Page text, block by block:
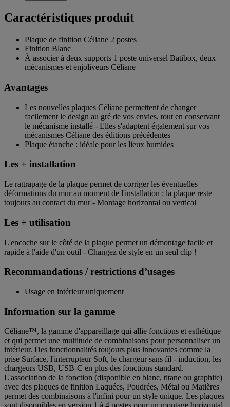
Caractéristiques produit
Plaque de finition Céliane 2 postes
Finition Blanc
À associer à deux supports 1 poste universel Batibox, deux
mécanismes et enjoliveurs Céliane
Avantages
Les nouvelles plaques Céliane permettent de changer
facilement le design au gré de vos envies, tout en conservant
le mécanisme installé - Elles s'adaptent également sur vos
mécanismes Céliane des éditions précédentes
Plaque étanche : idéale pour les lieux humides
Les + installation
Le rattrapage de la plaque permet de corriger les éventuelles
déformations du mur au moment de l'installation : la plaque reste
toujours au contact du mur - Montage horizontal ou vertical
Les + utilisation
L'encoche sur le côté de la plaque permet un démontage facile et
rapide à l'aide d'un outil - Changez de style en un seul clip !
Recommandations / restrictions d’usages
Usage en intérieur uniquement
Information sur la gamme
Céliane™, la gamme d'appareillage qui allie fonctions et esthétique
et qui permet une multitude de combinaisons pour personnaliser un
intérieur. Des fonctionnalités toujours plus innovantes comme la
prise Surface, l'interrupteur Soft, le chargeur sans fil - induction, les
chargeurs USB, USB-C en plus des fonctions standard.
L'association de la fonction (disponible en blanc, titane ou graphite)
avec des plaques de finition Laquées, Poudrées, Métal ou Matières
permet des combinaisons à l'infini pour un style unique. Les plaques